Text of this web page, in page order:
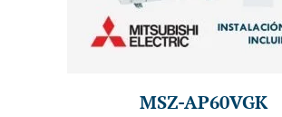
MSZ-AP60VGK